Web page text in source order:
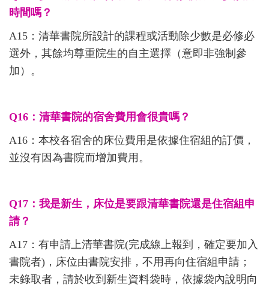
時間嗎？
A15：清華書院所設計的課程或活動除少數是必修必
選外，其餘均尊重院生的自主選擇（意即非強制參
加）。
Q16：清華書院的宿舍費用會很貴嗎？
A16：本校各宿舍的床位費用是依據住宿組的訂價，
並沒有因為書院而增加費用。
Q17：我是新生，床位是要跟清華書院還是住宿組申
請？
A17：有申請上清華書院(完成線上報到，確定要加入
書院者)，床位由書院安排，不用再向住宿組申請；
未錄取者，請於收到新生資料袋時，依據袋內說明向